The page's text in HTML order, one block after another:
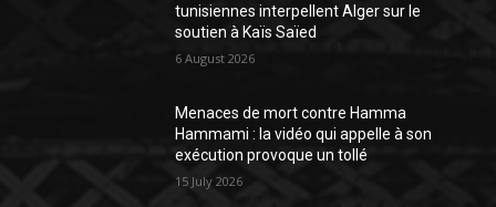
tunisiennes interpellent Alger sur le
soutien à Kaïs Saïed
6 August 2026
Menaces de mort contre Hamma
Hammami : la vidéo qui appelle à son
exécution provoque un tollé
15 July 2026